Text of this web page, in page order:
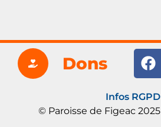
Dons
Infos RGPD
© Paroisse de Figeac 2025